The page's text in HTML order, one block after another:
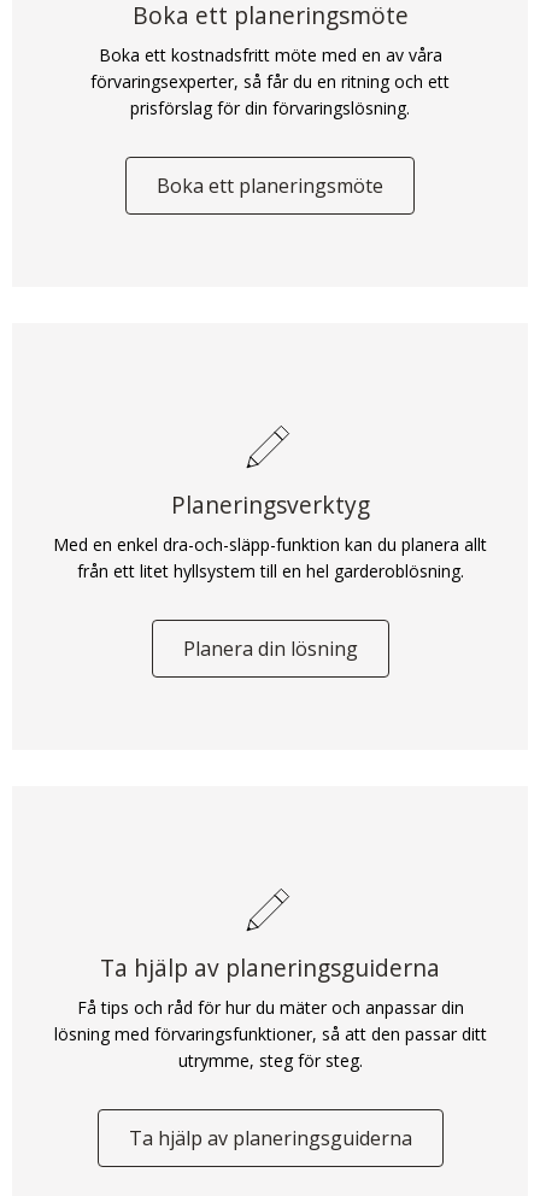
Boka ett planeringsmöte
Boka ett kostnadsfritt möte med en av våra
förvaringsexperter, så får du en ritning och ett
prisförslag för din förvaringslösning.
Boka ett planeringsmöte
Planeringsverktyg
Med en enkel dra-och-släpp-funktion kan du planera allt
från ett litet hyllsystem till en hel garderoblösning.
Planera din lösning
Ta hjälp av planeringsguiderna
Få tips och råd för hur du mäter och anpassar din
lösning med förvaringsfunktioner, så att den passar ditt
utrymme, steg för steg.
Ta hjälp av planeringsguiderna